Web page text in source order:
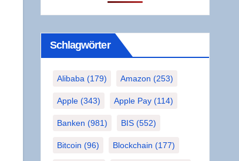
Schlag­wör­ter
Alibaba (179) Amazon (253)
Apple(343) Apple Pay(114)
Banken (981) BIS(552)
Bitcoin (96) Blockchain (177)